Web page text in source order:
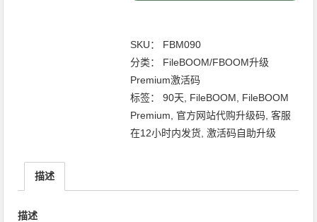
SKU： FBM090
分类： FileBOOM/FBOOM升级
Premium激活码
标签：90天 FileBOOM
FileBOOM
Premium
官方网站代购升级码 ,客服
在12小时内发货 ,激活码自助升级
描述
描述